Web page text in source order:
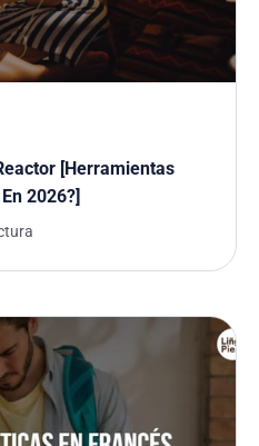
[Herramientas
2026?]